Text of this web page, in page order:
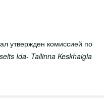
утвержден комиссией по
Ida- Tallinna Keskhaigla